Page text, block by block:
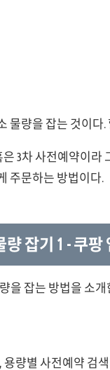
물량을 잡는 것이
3차 사전예약이
주문하는 방법이다.
잡기 1 - 쿠팡
을 잡는 방법을 소개
량별 사전예약 검